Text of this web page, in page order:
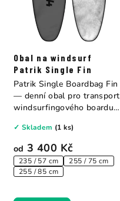
Obal na windsurf
Patrik Single Fin
od 3 400 Kč
235 / 57 cm
255 / 75 cm
255 / 85 cm
✓ Skladem (1 ks)
Patrik Single Boardbag Fin
— denní obal pro transport
windsurfingového boardu